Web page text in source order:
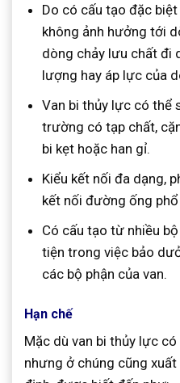
Do có cấu tạo đặc
không ảnh hưởng tới
dòng chảy lưu chất đi
lượng hay áp lực của
Van bi thủy lực có thể
trường có tạp chất,
bi kẹt hoặc han gỉ.
Kiểu kết nối đa dạng,
kết nối đường ống phổ
Có cấu tạo từ nhiều
tiện trong việc bảo
các bộ phận của van.
Hạn chế
Mặc dù van bi thủy lực
nhưng ở chúng cũng